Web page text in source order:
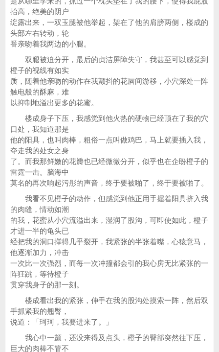
抬高，绝美的阴户
绽露出来，一双玉腿被他举起，架在了他的肩膀两侧，楼成的
头部左右转动，轮
番亲吻着我两边的小腿。
双腿被迫分开，最后的贞洁屏障失守，我甚至可以感觉到
橙子的视线有如实
质，随着他亲吻的动作在我颤抖的花唇间游移，小穴深处一阵
触电般的酥麻，难
以抑制地溢出更多的花蜜。
楼成身子下压，我感觉到他火热的硬物已经顶在了我的穴
口处，我知道那是
他的阳具，也叫肉棒，粗俗一点叫做鸡巴，马上就要插入我，
夺走我的处女之身
了。而我那鲜嫩的花瓣也已经微微分开，似乎也在企盼橙子的
雷霆一击。脑海中
莫名的再次响起污彤的声音，终于要被啪了，终于要被啪了。
我看不见橙子的动作，但感觉到他正用手握着阳具挤入我
的肉缝，情动如潮
的我，花蜜从小穴流溢出来，湿润了股沟，可即使如此，橙子
才进一半的龟头已
经把我的洞口撑得几乎裂开，我紧张的半张着嘴，心猿意马，
他逐渐加力，冲击
一次比一次强烈，而每一次冲撞都会引的我心房无比紧张的一
阵狂跳，等待橙子
贯穿我身子的那一刻。
楼成看出我的紧张，伸手在我的股沟处摸索一阵，然后双
手抓紧我的翘臀，
说道：「珂珂，我要进来了。」
我心中一颤，还没来得及点头，橙子的臀部突然往下压，
巨大的肉棒不管不